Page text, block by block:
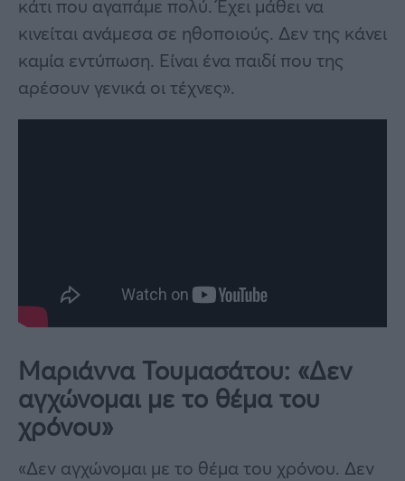
κάτι που αγαπάμε πολύ. Έχει μάθει να
κινείται ανάμεσα σε ηθοποιούς. Δεν της κάνει
καμία εντύπωση. Είναι ένα παιδί που της
αρέσουν γενικά οι τέχνες».
Μαριάννα Τουμασάτου: «Δεν
αγχώνομαι με το θέμα του
χρόνου»
«Δεν αγχώνομαι με το θέμα του χρόνου. Δεν